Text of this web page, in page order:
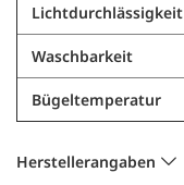
Lichtdurchlässigkeit
Waschbarkeit
Bügeltemperatur
Herstellerangaben